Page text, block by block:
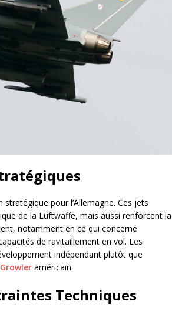
pour l’Allemagne. Ces jets
de la Luftwaffe, mais aussi renforcent la
notamment en ce qui concerne
de ravitaillement en vol. Les
indépendant plutôt que
américain.
Techniques